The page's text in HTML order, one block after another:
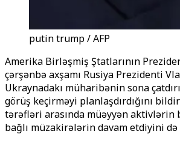
putin trump / AFP
Amerika Birləşmiş Ştatlarının
çərşənbə axşamı Rusiya Prezidenti
Ukraynadakı müharibənin sona
görüş keçirməyi planlaşdırdığını
tərəfləri arasında müəyyən
bağlı müzakirələrin davam etdiyini də